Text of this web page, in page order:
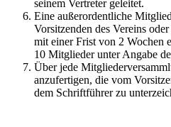
seinem Vertreter geleitet.
Eine außerordentliche
Vorsitzenden des Vereins
mit einer Frist von 2 Wochen
10 Mitglieder unter Angabe
Über jede
anzufertigen, die vom
dem Schriftführer zu